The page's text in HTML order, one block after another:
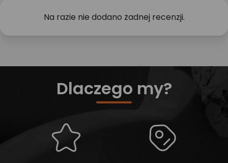
Na razie nie dodano żadnej recenzji.
Dlaczego my?